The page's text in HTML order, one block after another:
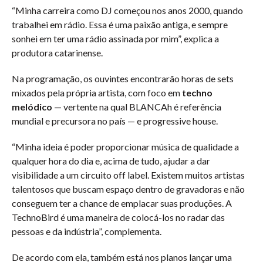
“Minha carreira como DJ começou nos anos 2000, quando
trabalhei em rádio. Essa é uma paixão antiga, e sempre
sonhei em ter uma rádio assinada por mim”, explica a
produtora catarinense.
Na programação, os ouvintes encontrarão horas de sets
mixados pela própria artista, com foco em techno
melódico — vertente na qual BLANCAh é referência
mundial e precursora no país — e progressive house.
“Minha ideia é poder proporcionar música de qualidade a
qualquer hora do dia e, acima de tudo, ajudar a dar
visibilidade a um circuito off label. Existem muitos artistas
talentosos que buscam espaço dentro de gravadoras e não
conseguem ter a chance de emplacar suas produções. A
TechnoBird é uma maneira de colocá-los no radar das
pessoas e da indústria”, complementa.
De acordo com ela, também está nos planos lançar uma